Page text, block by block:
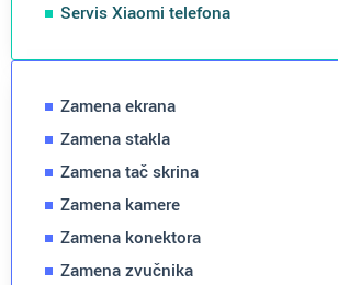
Servis Xiaomi telefona
Zamena ekrana
Zamena stakla
Zamena tač skrina
Zamena kamere
Zamena konektora
Zamena zvučnika